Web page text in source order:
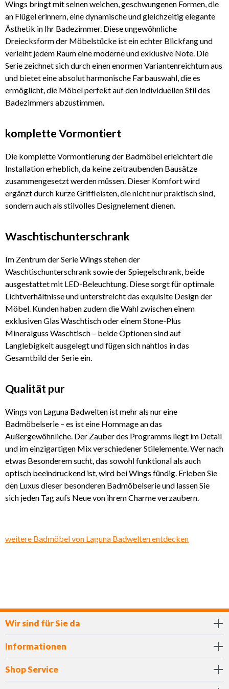
Wings bringt mit seinen weichen, geschwungenen Formen, die
an Flügel erinnern, eine dynamische und gleichzeitig elegante
Ästhetik in Ihr Badezimmer. Diese ungewöhnliche
Dreiecksform der Möbelstücke ist ein echter Blickfang und
verleiht jedem Raum eine moderne und exklusive Note. Die
Serie zeichnet sich durch einen enormen Variantenreichtum aus
und bietet eine absolut harmonische Farbauswahl, die es
ermöglicht, die Möbel perfekt auf den individuellen Stil des
Badezimmers abzustimmen.
komplette Vormontiert
Die komplette Vormontierung der Badmöbel erleichtert die
Installation erheblich, da keine zeitraubenden Bausätze
zusammengesetzt werden müssen. Dieser Komfort wird
ergänzt durch kurze Griffleisten, die nicht nur praktisch sind,
sondern auch als stilvolles Designelement dienen.
Waschtischunterschrank
Im Zentrum der Serie Wings stehen der
Waschtischunterschrank sowie der Spiegelschrank, beide
ausgestattet mit LED-Beleuchtung. Diese sorgt für optimale
Lichtverhältnisse und unterstreicht das exquisite Design der
Möbel. Kunden haben zudem die Wahl zwischen einem
exklusiven Glas Waschtisch oder einem Stone-Plus
Mineralguss Waschtisch – beide Optionen sind auf
Langlebigkeit ausgelegt und fügen sich nahtlos in das
Gesamtbild der Serie ein.
Qualität pur
Wings von Laguna Badwelten ist mehr als nur eine
Badmöbelserie – es ist eine Hommage an das
Außergewöhnliche. Der Zauber des Programms liegt im Detail
und im einzigartigen Mix verschiedener Stilelemente. Wer nach
etwas Besonderem sucht, das sowohl funktional als auch
optisch beeindruckend ist, wird bei Wings fündig. Erleben Sie
den Luxus dieser besonderen Badmöbelserie und lassen Sie
sich jeden Tag aufs Neue von ihrem Charme verzaubern.
weitere Badmöbel von Laguna Badwelten entdecken
Wir sind für Sie da
Informationen
Shop Service